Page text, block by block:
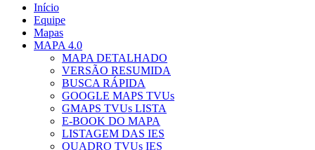
Início
Equipe
Mapas
MAPA 4.0
MAPA DETALHADO
VERSÃO RESUMIDA
BUSCA RÁPIDA
GOOGLE MAPS TVUs
GMAPS TVUs LISTA
E-BOOK DO MAPA
LISTAGEM DAS IES
QUADRO TVUs IES